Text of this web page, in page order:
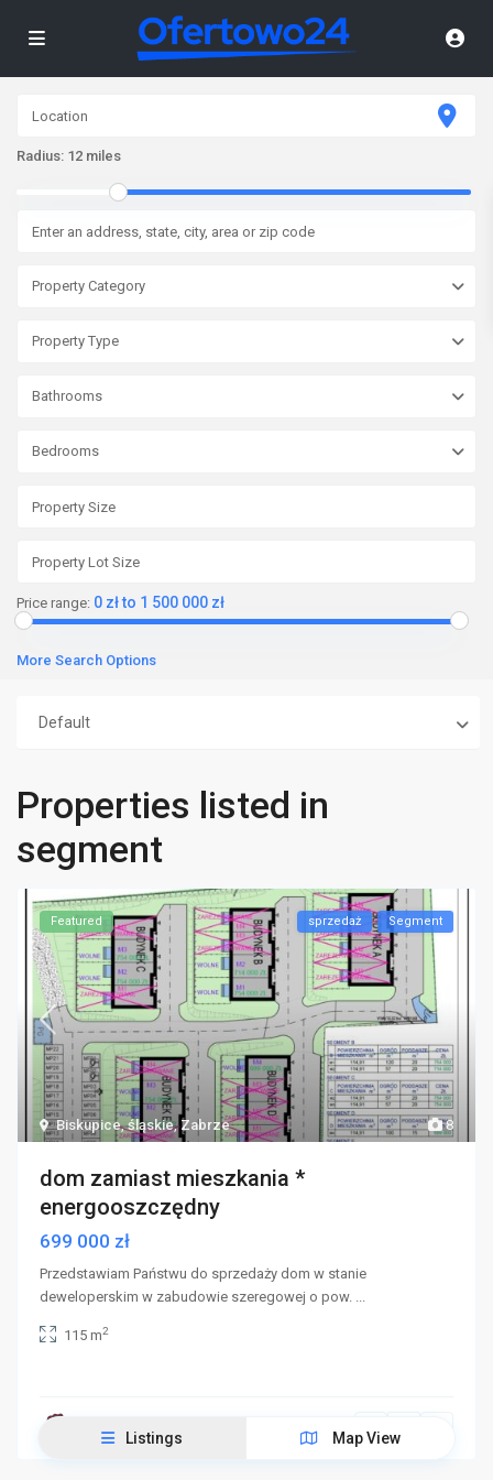
Radius: 12 miles
Property Category
Property Type
Bathrooms
Bedrooms
Price range: 0 zł to 1 500 000 zł
More Search Options
Default
Properties listed in
segment
8
Biskupice,śląskie,Zabrze
Featured sprzedaż Segment
dom zamiast mieszkania *
energooszczędny
699 000 zł
Przedstawiam Państwu do sprzedaży dom w stanie
deweloperskim w zabudowie szeregowej o pow. ...
115 m2
Kontakt 727677039
Listings Map View